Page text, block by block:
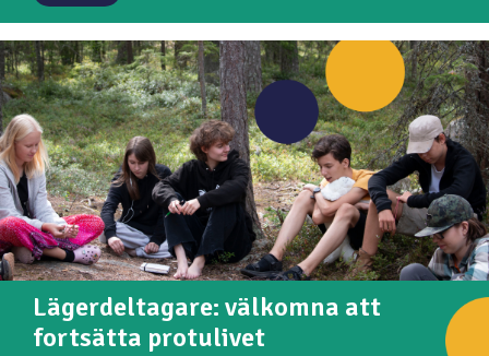
Lägerdeltagare: välkomna att
fortsätta protulivet